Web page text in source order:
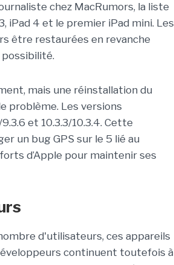
chez MacRumors, la liste
iPad 4 et le premier iPad mini. Les
être restaurées en revanche
possibilité.
mais une réinstallation du
problème. Les versions
et 10.3.3/10.3.4. Cette
un bug GPS sur le 5 lié au
d’Apple pour maintenir ses
d'utilisateurs, ces appareils
continuent toutefois à